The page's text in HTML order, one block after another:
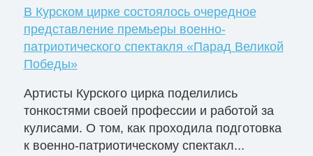
В Курском цирке состоялось очередное
представление премьеры военно-
патриотического спектакля «Парад Великой
Победы»
Артисты Курского цирка поделились
тонкостями своей профессии и работой за
кулисами. О том, как проходила подготовка
к военно-патриотическому спектакл...